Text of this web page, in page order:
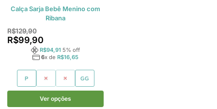
Calça Sarja Bebê Menino com
Ribana
R$129,90
R$99,90
R$94,91 5% off
6x de R$16,65
P M G GG
Ver opções